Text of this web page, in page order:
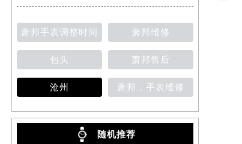
萧邦手表调整时间 萧邦维修
包头 萧邦售后
沧州 萧邦，手表维修
随机推荐